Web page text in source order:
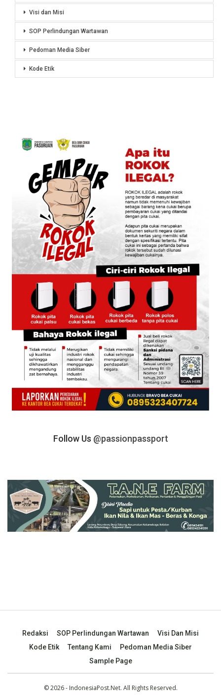
Visi dan Misi
SOP Perlindungan Wartawan
Pedoman Media Siber
Kode Etik
Follow Us @passionpassport
Redaksi SOP Perlindungan Wartawan
Visi Dan Misi
Kode Etik
Tentang Kami
Pedoman Media Siber
Sample Page
© 2026 - IndonesiaPost.Net. All Rights Reserved.